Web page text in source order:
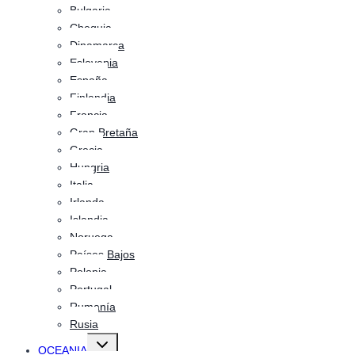
Bulgaria
Chequia
Dinamarca
Eslovenia
España
Finlandia
Francia
Gran Bretaña
Grecia
Hungria
Italia
Irlanda
Islandia
Noruega
Países Bajos
Polonia
Portugal
Rumanía
Rusia
OCEANIA
Alternar
menú